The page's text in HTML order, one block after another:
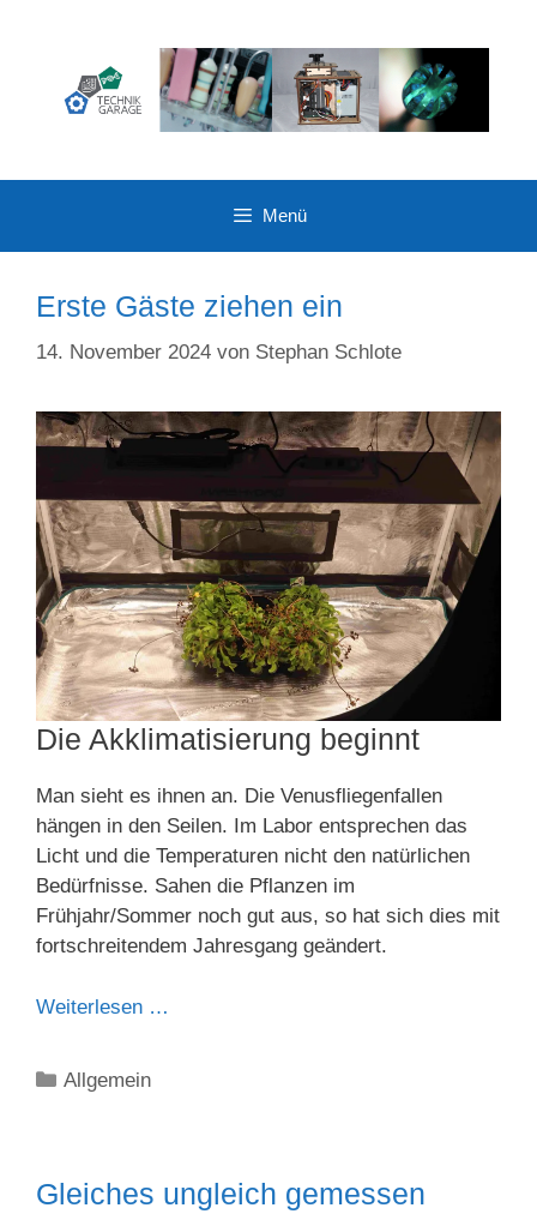
Menü
Erste Gäste ziehen ein
14. November 2024 von Stephan Schlote
Die Akklimatisierung beginnt
Man sieht es ihnen an. Die Venusfliegenfallen
hängen in den Seilen. Im Labor entsprechen das
Licht und die Temperaturen nicht den natürlichen
Bedürfnisse. Sahen die Pflanzen im
Frühjahr/Sommer noch gut aus, so hat sich dies mit
fortschreitendem Jahresgang geändert.
Weiterlesen …
Kategorien
Allgemein
Gleiches ungleich gemessen